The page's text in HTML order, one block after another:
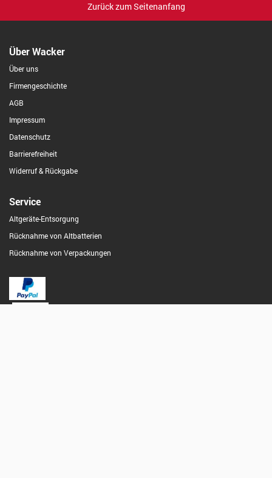
Zurück zum Seitenanfang
Über Wacker
Über uns
Firmengeschichte
AGB
Impressum
Datenschutz
Barrierefreiheit
Widerruf & Rückgabe
Service
Altgeräte-Entsorgung
Rücknahme von Altbatterien
Rücknahme von Verpackungen